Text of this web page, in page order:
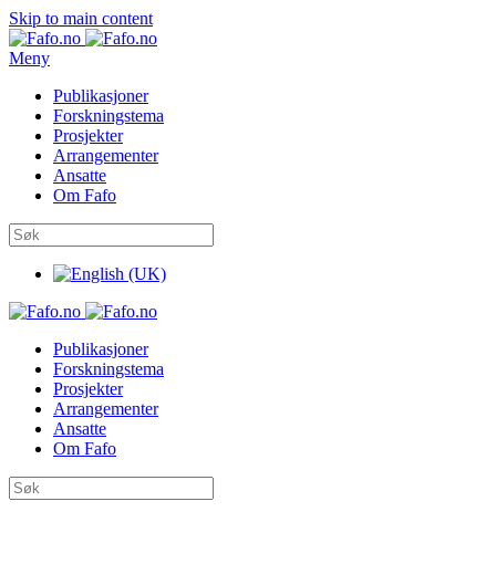
Skip to main content
Meny
Publikasjoner
Forskningstema
Prosjekter
Arrangementer
Ansatte
Om Fafo
Publikasjoner
Forskningstema
Prosjekter
Arrangementer
Ansatte
Om Fafo